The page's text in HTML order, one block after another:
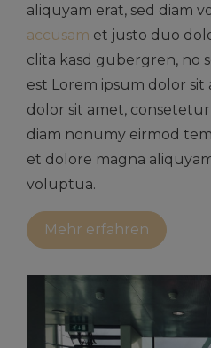
aliquyam erat, sed diam
accusam et justo duo
clita kasd gubergren, no
est Lorem ipsum dolor sit
dolor sit amet, consetetur
diam nonumy eirmod
et dolore magna
voluptua.
Mehr erfahren